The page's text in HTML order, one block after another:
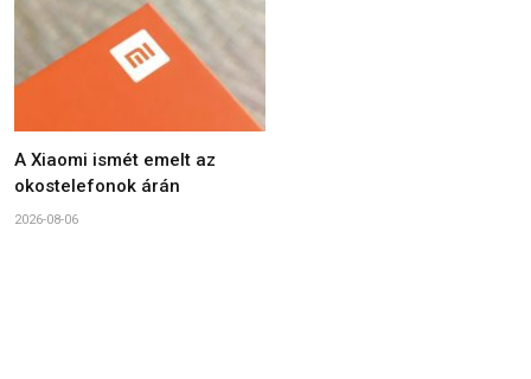
A Xiaomi ismét emelt az
okostelefonok árán
2026-08-06